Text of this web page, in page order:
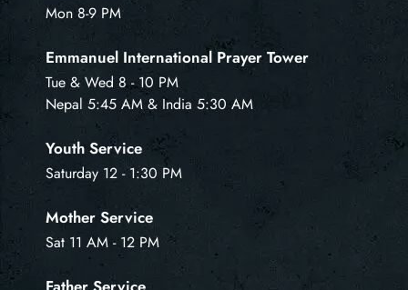
Mon 8-9 PM
Emmanuel International Prayer Tower
Tue & Wed 8 - 10 PM
Nepal 5:45 AM & India 5:30 AM
Youth Service
Saturday 12 - 1:30 PM
Mother Service
Sat 11 AM - 12 PM